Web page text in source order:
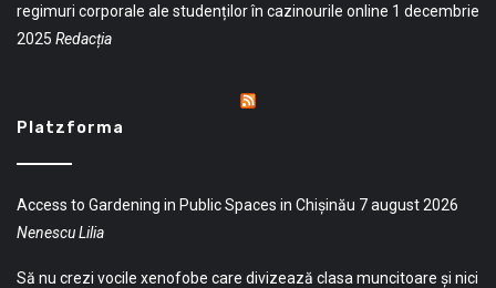
regimuri corporale ale studenților în cazinourile online 1 decembrie
2025 Redacția
Platzforma
Access to Gardening in Public Spaces in Chișinău 7 august 2026
Nenescu Lilia
Să nu crezi vocile xenofobe care divizează clasa muncitoare și nici